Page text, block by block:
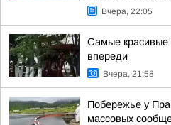
Вчера, 22:05
Самые
впереди
Вчера, 21:58
Побережье у
массовых